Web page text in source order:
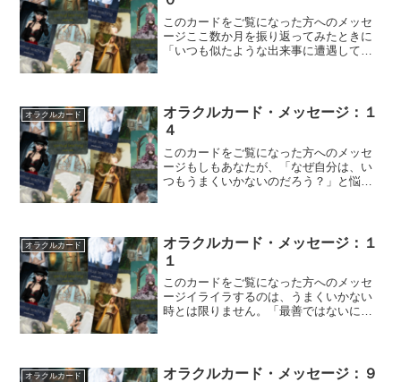
このカードをご覧になった方へのメッセ
ージここ数か月を振り返ってみたときに
「いつも似たような出来事に遭遇してそ
オラクルカード
オラクルカード・メッセージ：１
４
このカードをご覧になった方へのメッセ
ージもしもあなたが、「なぜ自分は、い
つもうまくいかないのだろう？」と悩ん
オラクルカード
オラクルカード・メッセージ：１
１
このカードをご覧になった方へのメッセ
ージイライラするのは、うまくいかない
時とは限りません。「最善ではないにし
オラクルカード
オラクルカード・メッセージ：９